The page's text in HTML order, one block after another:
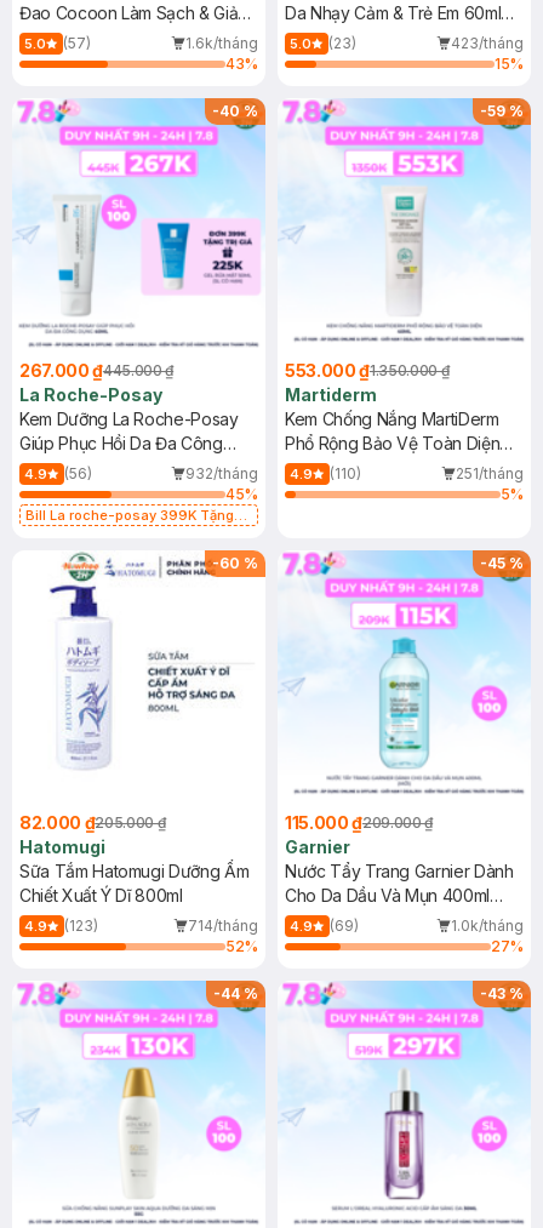
Đao Cocoon Làm Sạch & Giảm
Dầu 500ml
5.0 (57)
1.6k/tháng
43%
Da Nhạy Cảm & Trẻ Em 60ml
(Mới)
5.0 (23)
423/tháng
15%
-40%
267.000 ₫445.000 ₫
La Roche-Posay
Kem Dưỡng La Roche-Posay
Giúp Phục Hồi Da Đa Công
Dụng 40ml
4.9 (56)
932/tháng
45%
Bill La roche-posay 399K Tặng
(SL có hạn)
-59%
553.000 ₫1.350.000 ₫
Martiderm
Kem Chống Nắng MartiDerm
Phổ Rộng Bảo Vệ Toàn Diện
40ml
4.9 (110)
251/tháng
5%
-60 %
82.000 ₫205.000 ₫
Hatomugi
Sữa Tắm Hatomugi Dưỡng Ẩm
Chiết Xuất Ý Dĩ 800ml
4.9 (123)
714/tháng
52%
-45%
115.000 ₫209.000 ₫
Garnier
Nước Tẩy Trang Garnier Dành
Cho Da Dầu Và Mụn 400ml
(Mới)
4.9 (69)
1.0k/tháng
27%
-44% -43%